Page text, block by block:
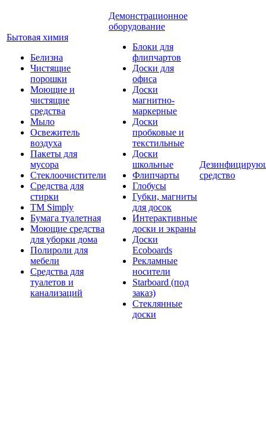
Бытовая химия
Белизна
Чистящие
порошки
Моющие и
чистящие
средства
Мыло
Освежитель
воздуха
Пакеты для
мусора
Стеклоочистители
Средства для
стирки
TM Simply
Бумага туалетная
Моющие средства
для уборки дома
Полироли для
мебели
Средства для
туалетов и
канализаций
Демонстрационное
оборудование
Блоки для
флипчартов
Доски для
офиса
Доски
магнитно-
маркерные
Доски
пробковые и
текстильные
Доски
школьные
Флипчарты
Глобусы
Губки, магниты
для досок
Интерактивные
доски и экраны
Доски
Ecoboards
Рекламные
носители
Starboard (под
заказ)
Стеклянные
доски
средство